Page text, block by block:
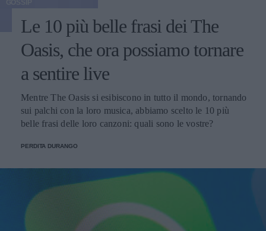
Le 10 più belle frasi dei The
Oasis, che ora possiamo tornare
a sentire live
Mentre The Oasis si esibiscono in tutto il mondo, tornando
sui palchi con la loro musica, abbiamo scelto le 10 più
belle frasi delle loro canzoni: quali sono le vostre?
PERDITA DURANGO